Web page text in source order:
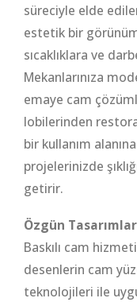
süreciyle elde
estetik bir
sıcaklıklara ve
Mekanlarınıza
emaye cam
lobilerinden
bir kullanım
projelerinizde
getirir.
Özgün
Baskılı cam
desenlerin cam
teknolojileri ile